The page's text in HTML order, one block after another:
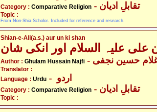
Category : Comparative Religion - تقابلِ ادیان
Topic :
From Non-Shia Scholor. Included for reference and research.
Shian-e-Ali(a.s.) aur un ki shan
علی علیہ السلام اور انکی شان
Author : Ghulam Hussain Najfi غلام حسین نجفی
Translator :
Language : Urdu
Category : Comparative Religion - تقابلِ ادیان
Topic :